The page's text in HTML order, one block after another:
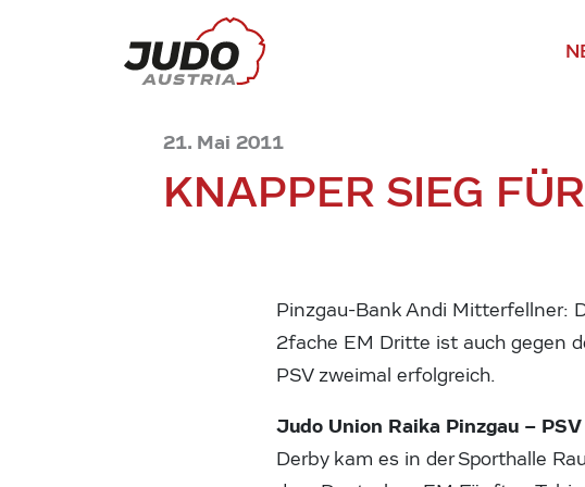
21. Mai 2011
KNAPPER SIEG
Pinzgau-Bank Andi Mitterfellner:
2fache EM Dritte ist auch gegen
PSV zweimal erfolgreich.
Judo Union Raika Pinzgau –
Derby kam es in der Sporthalle